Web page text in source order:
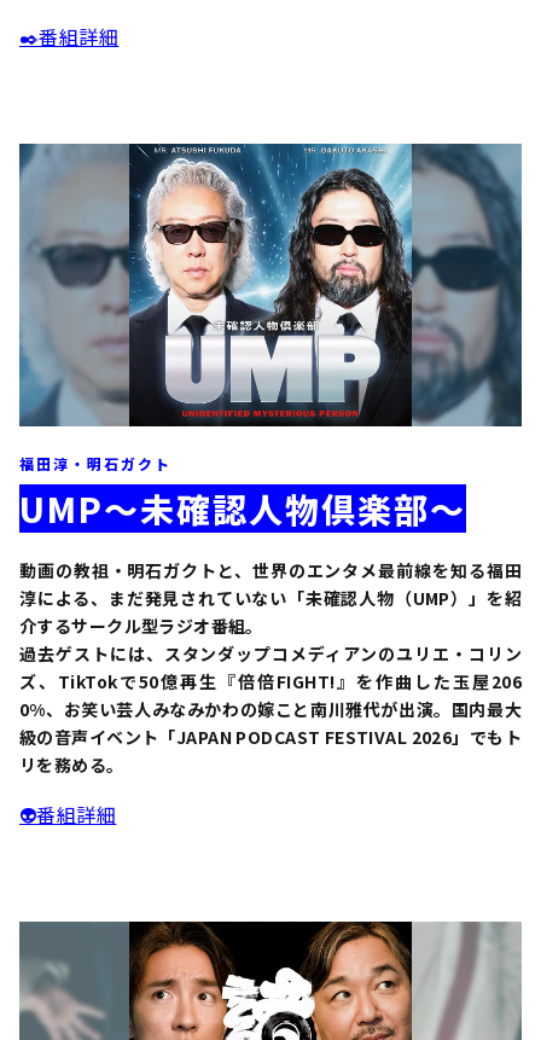
✒️番組詳細
福田淳・明石ガクト
UMP〜未確認人物倶楽部〜
動画の教祖・明⽯ガクトと、世界のエンタメ最前線を知る福⽥
淳による、まだ発見されていない「未確認人物（UMP）」を紹
介するサークル型ラジオ番組。
過去ゲストには、スタンダップコメディアンのユリエ・コリン
ズ、TikTokで50億再生『倍倍FIGHT!』を作曲した玉屋206
0%、お笑い芸人みなみかわの嫁こと南川雅代が出演。国内最大
級の音声イベント「JAPAN PODCAST FESTIVAL 2026」でもト
リを務める。
👽番組詳細